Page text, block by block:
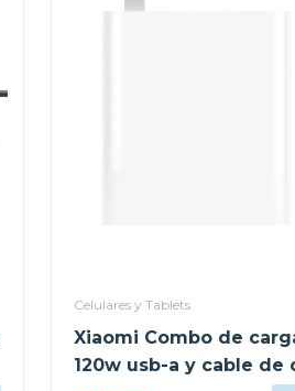
Celulares y Tablets
Xiaomi Combo de
120w usb-a y cable de